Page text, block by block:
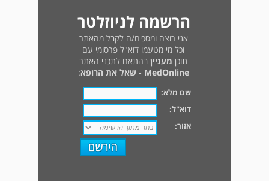
הרשמה לניוזלטר
אני רוצה ומסכים/ה לקבל מהאתר
וכל מי מטעמו דוא"ל פרסומי עם
תוכן מעניין בהתאם לתכני האתר
MedOnline - שאל את הרופא
:
שם מלא:
דוא"ל:
אזור: